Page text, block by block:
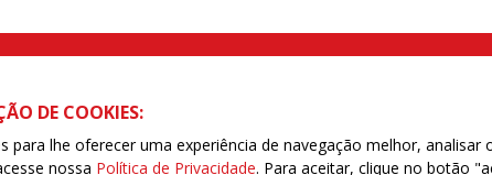
Pinto nº 575 CEP 03041-000 Brás, São Paulo/SP | Telefone (11) 2108 9200 -
DE COOKIES:
para lhe oferecer uma experiência de navegação melhor,
nossa Política de Privacidade. Para aceitar, clique no botão